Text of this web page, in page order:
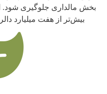
بخش مالداری جلوگیری شود.
بیش‌تر از هفت میلیارد